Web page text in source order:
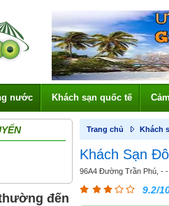
nước Khách sạn quốc tế
đến
Trang chủ Khách
Khách Sạn
96A4 Đường Trần Phú, -
9.2/